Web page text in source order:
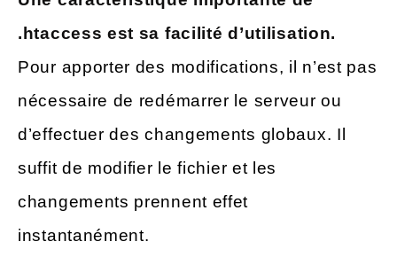
.htaccess est sa facilité d’utilisation.
Pour apporter des modifications, il n’est pas
nécessaire de redémarrer le serveur ou
d’effectuer des changements globaux. Il
suffit de modifier le fichier et les
changements prennent effet
instantanément.